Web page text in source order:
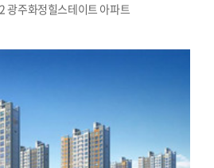
광주화정힐스테이트 아파트